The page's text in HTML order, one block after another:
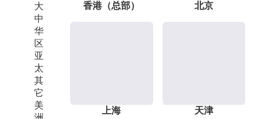
大
中
华
区
亚
太
其
它
美
香港（总部） 北京
上海 天津